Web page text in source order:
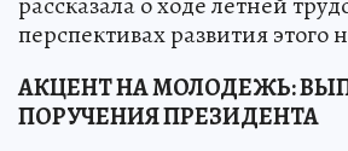
перспективах развития этого
АКЦЕНТ НА МОЛОДЕЖЬ:
ПОРУЧЕНИЯ ПРЕЗИДЕНТА